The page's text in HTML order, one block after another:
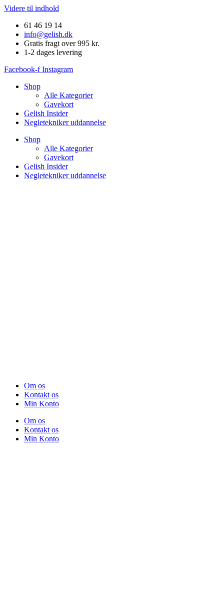
Videre til indhold
61 46 19 14
info@gelish.dk
Gratis fragt over 995 kr.
1-2 dages levering
Facebook-f Instagram
Shop
Alle Kategorier
Gavekort
Gelish Insider
Negletekniker uddannelse
Shop
Alle Kategorier
Gavekort
Gelish Insider
Negletekniker uddannelse
Om os
Kontakt os
Min Konto
Om os
Kontakt os
Min Konto